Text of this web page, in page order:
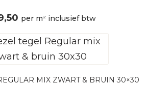
per m² inclusief btw
MIX ZWART & BRUIN 30×30